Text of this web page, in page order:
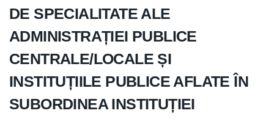
DE SPECIALITATE ALE
ADMINISTRAȚIEI PUBLICE
CENTRALE/LOCALE ȘI
INSTITUȚIILE PUBLICE AFLATE ÎN
SUBORDINEA INSTITUȚIEI